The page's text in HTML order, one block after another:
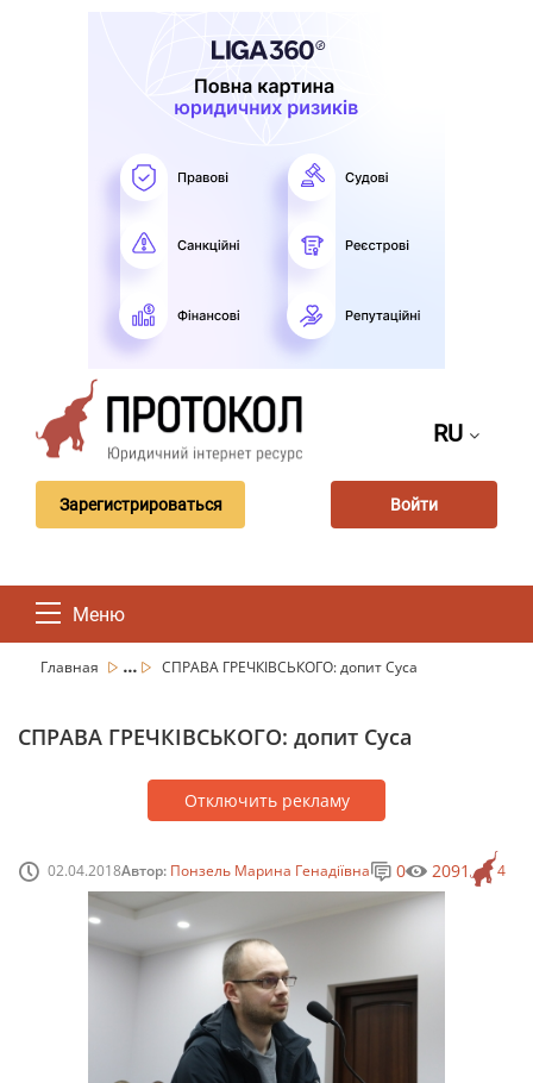
RU
Зарегистрироваться Войти
Меню
Главная ... СПРАВА ГРЕЧКІВСЬКОГО: допит Суса
СПРАВА ГРЕЧКІВСЬКОГО: допит Суса
Отключить рекламу
02.04.2018Автор: Понзель Марина Генадіївна 4
0 2091